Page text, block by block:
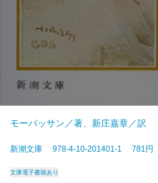
モーパッサン／著、新庄嘉章／訳
新潮文庫 978-4-10-201401-1 781円
文庫電子書籍あり